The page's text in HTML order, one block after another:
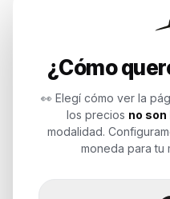
¿Cómo
👀 Elegí cómo ver la
los precios no
modalidad.
moneda para tu
Soluciones